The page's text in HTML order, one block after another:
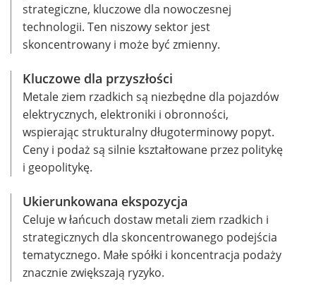
strategiczne, kluczowe dla nowoczesnej
technologii. Ten niszowy sektor jest
skoncentrowany i może być zmienny.
Kluczowe dla przyszłości
Metale ziem rzadkich są niezbędne dla pojazdów
elektrycznych, elektroniki i obronności,
wspierając strukturalny długoterminowy popyt.
Ceny i podaż są silnie kształtowane przez politykę
i geopolitykę.
Ukierunkowana ekspozycja
Celuje w łańcuch dostaw metali ziem rzadkich i
strategicznych dla skoncentrowanego podejścia
tematycznego. Małe spółki i koncentracja podaży
znacznie zwiększają ryzyko.